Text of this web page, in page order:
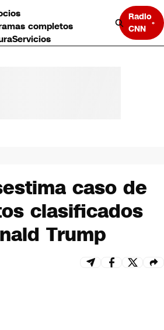
completos
Servicios
Radio
CNN
caso de
clasificados
Trump